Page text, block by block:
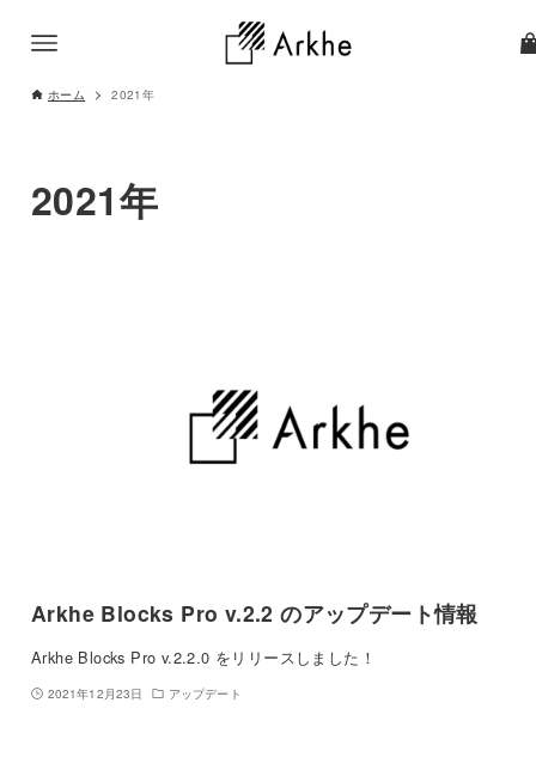
ホーム 2021年
2021年
Arkhe Blocks Pro v.2.2 のアップデート情報
Arkhe Blocks Pro v.2.2.0 をリリースしました！
2021年12月23日 アップデート